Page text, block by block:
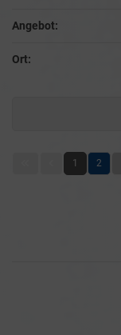
Angebot:
Ort:
1 2